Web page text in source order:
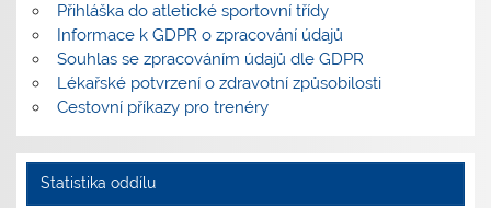
Přihláška do atletické sportovní třídy
Informace k GDPR o zpracování údajů
Souhlas se zpracováním údajů dle GDPR
Lékařské potvrzení o zdravotní způsobilosti
Cestovní příkazy pro trenéry
Statistika oddílu